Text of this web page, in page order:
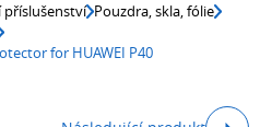
příslušenství Pouzdra, skla, fólie
for HUAWEI P40